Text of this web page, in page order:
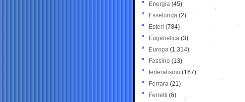
Energia (45)
Esselunga (2)
Esteri (784)
Eugenetica (3)
Europa (1.314)
Fassino (13)
federalismo (167)
Ferrara (21)
Ferretti (6)